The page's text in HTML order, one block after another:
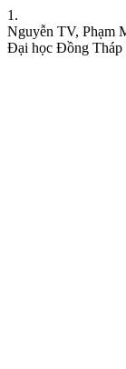
1.
Nguyễn TV, Phạm
Đại học Đồng Tháp